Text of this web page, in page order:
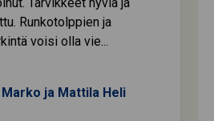
Runkotolppien ja
voisi olla vie...
ja Mattila Heli